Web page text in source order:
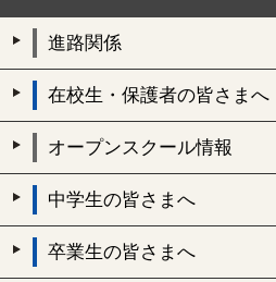
進路関係
在校生・保護者の皆さまへ
オープンスクール情報
中学生の皆さまへ
卒業生の皆さまへ